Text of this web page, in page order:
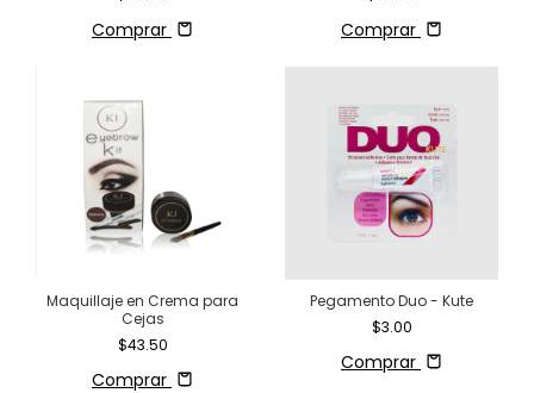
Comprar Comprar
Maquillaje en Crema para
Cejas
$43.50
Comprar
Pegamento Duo - Kute
$3.00
Comprar